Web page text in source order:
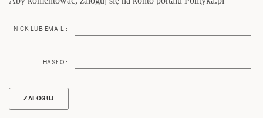
NICK LUB EMAIL :
HASŁO :